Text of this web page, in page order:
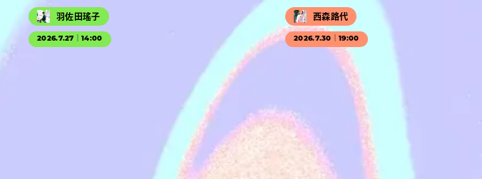
羽佐田瑤子
2026.7.27｜14:00
西森路代
2026.7.30｜19:00